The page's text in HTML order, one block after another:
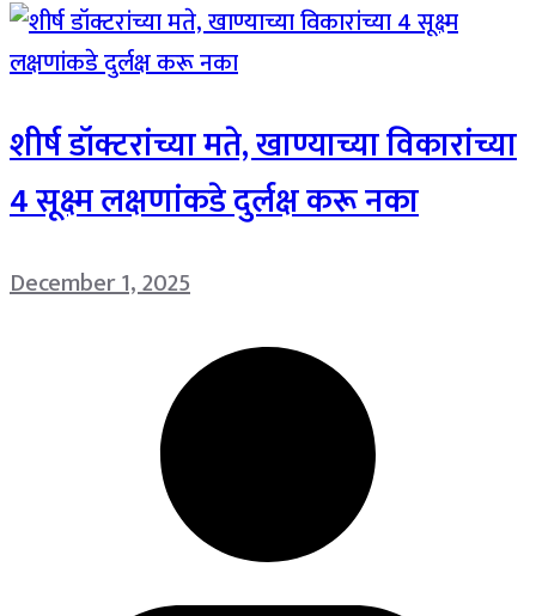
शीर्ष डॉक्टरांच्या मते, खाण्याच्या विकारांच्या
4 सूक्ष्म लक्षणांकडे दुर्लक्ष करू नका
December 1, 2025